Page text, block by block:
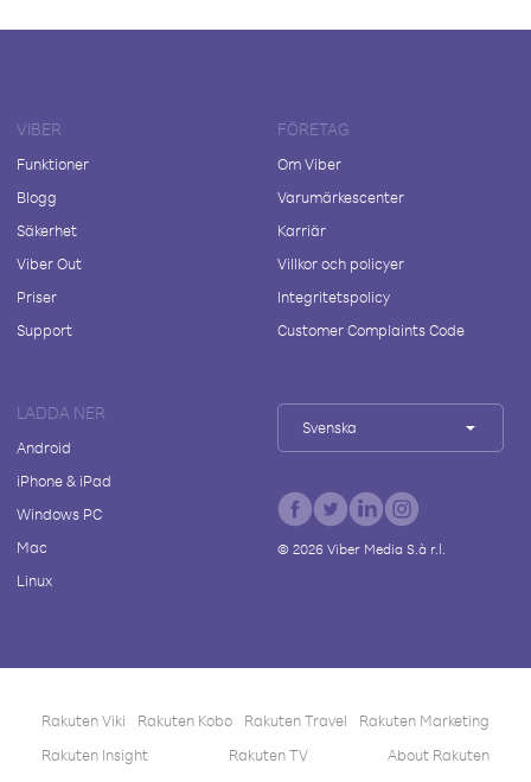
VIBER
Funktioner
Blogg
Säkerhet
Viber Out
Priser
Support
FÖRETAG
Om Viber
Varumärkescenter
Karriär
Villkor och policyer
Integritetspolicy
Customer Complaints Code
LADDA NER
Android
iPhone & iPad
Windows PC
Mac
Linux
Svenska
© 2026Viber Media S.à r.l.
Rakuten Viki Rakuten Kobo Rakuten Travel
Rakuten Marketing
Rakuten Insight
Rakuten TV About Rakuten